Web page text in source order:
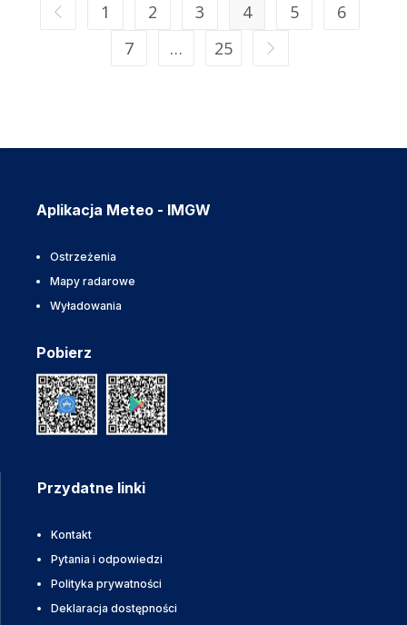
1 2 3 4 5
6
7
… 25
Aplikacja Meteo - IMGW
Ostrzeżenia
Mapy radarowe
Wyładowania
Pobierz
Przydatne linki
Kontakt
Pytania i odpowiedzi
Polityka prywatności
Deklaracja dostępności